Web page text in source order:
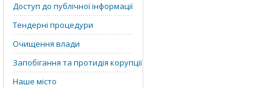
Доступ до публічної інформації
Тендерні процедури
Очищення влади
Запобігання та протидія корупції
Наше місто